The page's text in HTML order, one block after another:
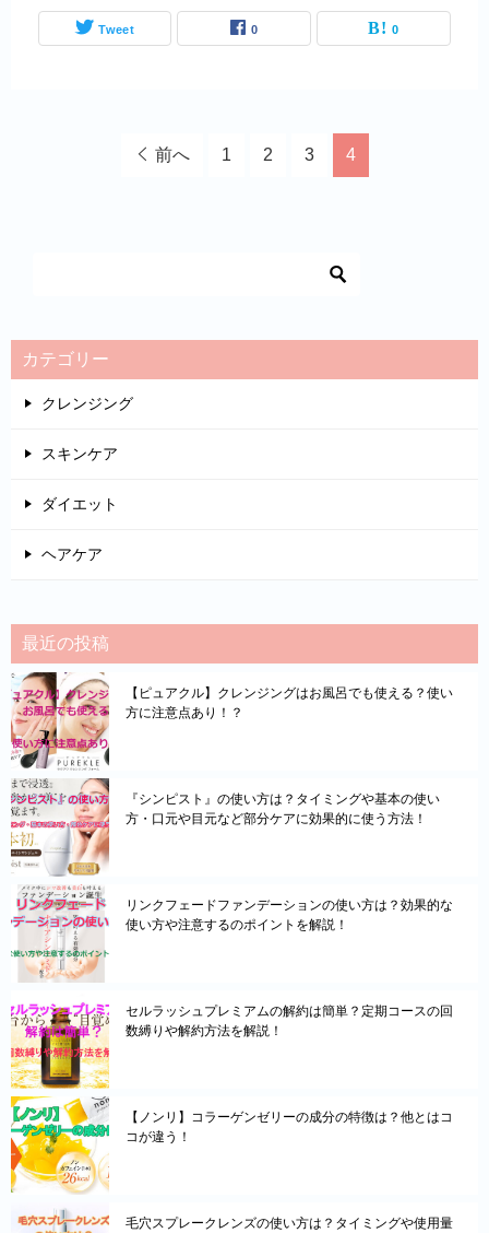
Tweet 0 0
前へ 1 2 3 4
カテゴリー
クレンジング
スキンケア
ダイエット
ヘアケア
最近の投稿
【ピュアクル】クレンジングはお風呂でも使える？使い
方に注意点あり！？
『シンピスト』の使い方は？タイミングや基本の使い
方・口元や目元など部分ケアに効果的に使う方法！
リンクフェードファンデーションの使い方は？効果的な
使い方や注意するのポイントを解説！
セルラッシュプレミアムの解約は簡単？定期コースの回
数縛りや解約方法を解説！
【ノンリ】コラーゲンゼリーの成分の特徴は？他とはコ
コが違う！
毛穴スプレークレンズの使い方は？タイミングや使用量